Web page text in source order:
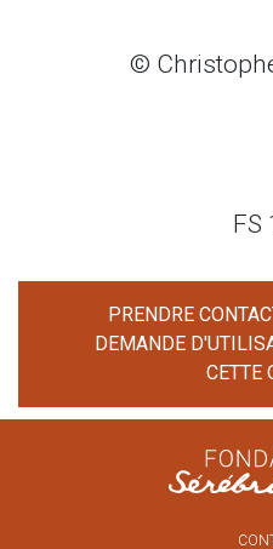
©
FS
PRENDRE
DEMANDE
CETTE